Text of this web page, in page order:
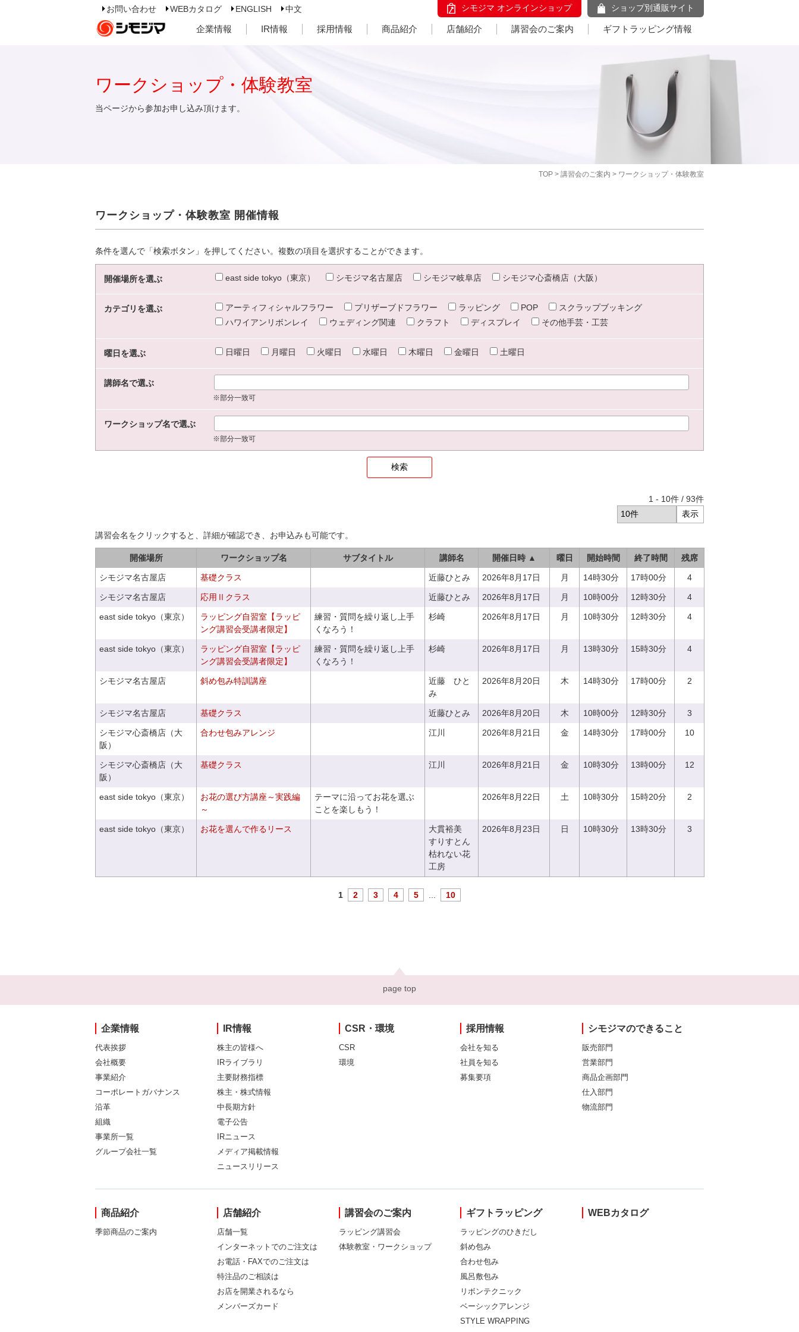
お問い合わせ WEBカタログ ENGLISH 中文 シモジマ オンラインショップ ショップ別通販サイト
企業情報 IR情報 採用情報 商品紹介 店舗紹介 講習会のご案内 ギフトラッピング情報
TOP > 講習会のご案内 > ワークショップ・体験教室
ワークショップ・体験教室
当ページから参加お申し込み頂けます。
ワークショップ・体験教室 開催情報
条件を選んで「検索ボタン」を押してください。複数の項目を選択することができます。
開催場所を選ぶ east side tokyo（東京） シモジマ名古屋店 シモジマ岐阜店 シモジマ心斎橋店（大阪）
カテゴリを選ぶ アーティフィシャルフラワー プリザーブドフラワー ラッピング POP
スクラップブッキング
ハワイアンリボンレイ
ウェディング関連 クラフト ディスプレイ その他手芸・工芸
曜日を選ぶ 日曜日 月曜日 火曜日 水曜日 木曜日 金曜日 土曜日
講師名で選ぶ
※部分一致可
ワークショップ名で選ぶ
※部分一致可
1 - 10件 / 93件
講習会名をクリックすると、詳細が確認でき、お申込みも可能です。
開催場所 ワークショップ名 サブタイトル 講師名 開催日時 ▲ 曜日 開始時間 終了時間 残席
シモジマ名古屋店 基礎クラス 近藤ひとみ 2026年8月17日 月 14時30分 17時00分 4
シモジマ名古屋店 応用Ⅱクラス 近藤ひとみ 2026年8月17日 月 10時00分 12時30分 4
east side tokyo（東京）
ラッピング自習室【ラッピ
ング講習会受講者限定】
練習・質問を繰り返し上手
くなろう！
杉崎 2026年8月17日 月 10時30分 12時30分 4
east side tokyo（東京）
ラッピング自習室【ラッピ
ング講習会受講者限定】
練習・質問を繰り返し上手
くなろう！
杉崎 2026年8月17日 月 13時30分 15時30分 4
シモジマ名古屋店 斜め包み特訓講座
近藤 ひと
み
2026年8月20日 木 14時30分 17時00分 2
シモジマ名古屋店 基礎クラス 近藤ひとみ 2026年8月20日 木 10時00分 12時30分 3
シモジマ心斎橋店（大
阪）
合わせ包みアレンジ 江川 2026年8月21日 金 14時30分 17時00分 10
シモジマ心斎橋店（大
阪）
基礎クラス 江川 2026年8月21日 金 10時30分 13時00分 12
east side tokyo（東京）
お花の選び方講座～実践編
～
テーマに沿ってお花を選ぶ
ことを楽しもう！
2026年8月22日 土 10時30分 15時20分 2
east side tokyo（東京） お花を選んで作るリース
大貫裕美
すりすとん
枯れない花
工房
2026年8月23日 日 10時30分 13時30分 3
1 2 3 4 5 10
page top
企業情報
代表挨拶
会社概要
事業紹介
コーポレートガバナンス
沿革
組織
事業所一覧
グループ会社一覧
IR情報
株主の皆様へ
IRライブラリ
主要財務指標
株主・株式情報
中長期方針
電子公告
IRニュース
メディア掲載情報
ニュースリリース
CSR・環境
CSR
環境
採用情報
会社を知る
社員を知る
募集要項
シモジマのできること
販売部門
営業部門
商品企画部門
仕入部門
物流部門
商品紹介
季節商品のご案内
店舗紹介
店舗一覧
インターネットでのご注文は
お電話・FAXでのご注文は
特注品のご相談は
お店を開業されるなら
メンバーズカード
講習会のご案内
ラッピング講習会
体験教室・ワークショップ
ギフトラッピング
ラッピングのひきだし
斜め包み
合わせ包み
風呂敷包み
リボンテクニック
ベーシックアレンジ
STYLE WRAPPING
WEBカタログ